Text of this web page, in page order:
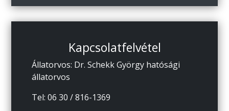
Kapcsolatfelvétel
Állatorvos: Dr. Schekk György hatósági
állatorvos
Tel: 06 30 / 816-1369